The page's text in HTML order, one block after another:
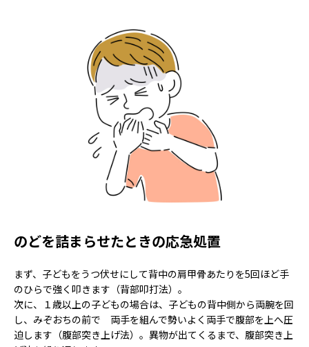
のどを詰まらせたときの応急処置
まず、子どもをうつ伏せにして背中の肩甲骨あたりを5回ほど手
のひらで強く叩きます（背部叩打法）。
次に、１歳以上の子どもの場合は、子どもの背中側から両腕を回
し、みぞおちの前で 両手を組んで勢いよく両手で腹部を上へ圧
迫します（腹部突き上げ法）。異物が出てくるまで、腹部突き上